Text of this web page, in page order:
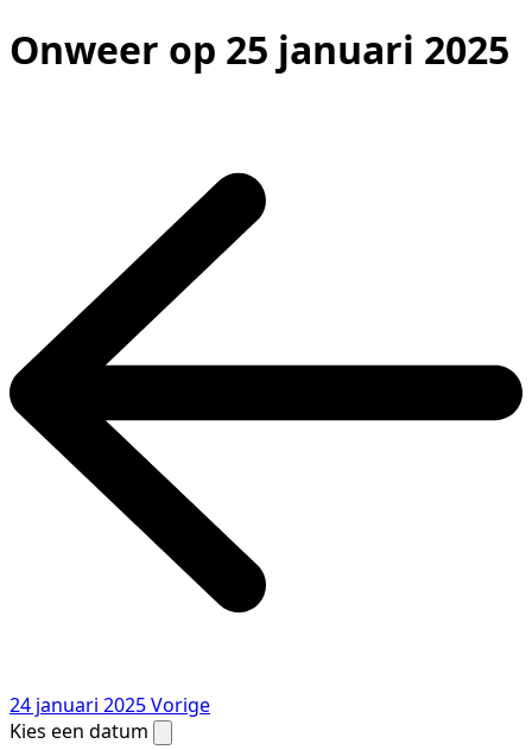
Onweer op 25 januari 2025
24 januari 2025Vorige
Kies een datum